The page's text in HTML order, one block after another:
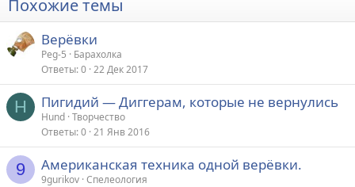
Похожие темы
Верёвки
Peg-5
Барахолка
Ответы 0 22 Дек 2017
H Пигидий — Диггерам, которые не вернулись
Hund Творчество
Ответы 0 21 Янв 2016
9 Американская техника одной верёвки.
9gurikov Спелеология